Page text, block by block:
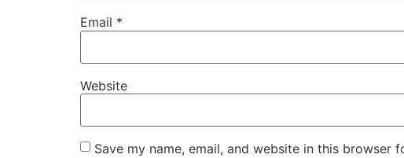
Email *
Website
Save my name, email, and website in this browser